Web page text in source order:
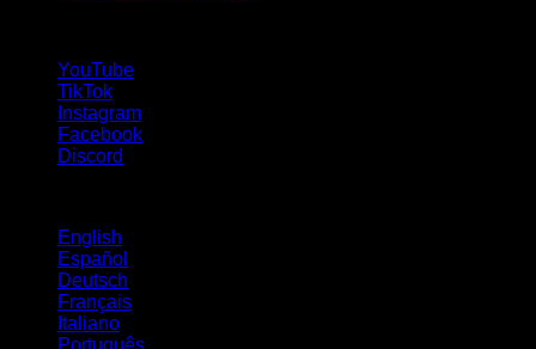
YouTube
TikTok
Instagram
Facebook
Discord
English
Español
Deutsch
Français
Italiano
Português